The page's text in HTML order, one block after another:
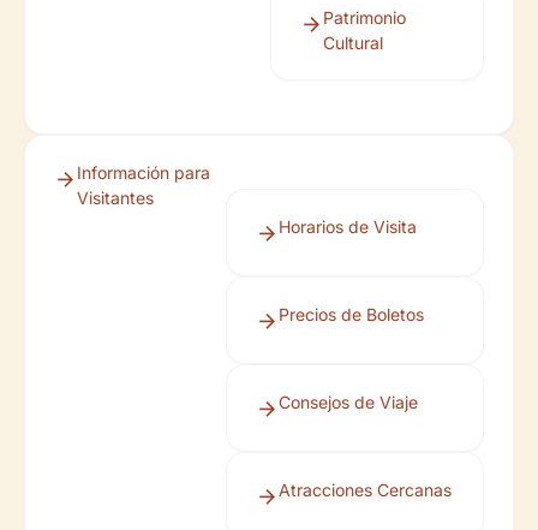
Patrimonio
Cultural
Información para
Visitantes
Horarios de Visita
Precios de Boletos
Consejos de Viaje
Atracciones Cercanas